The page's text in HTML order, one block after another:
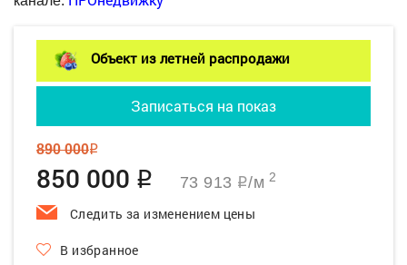
Объект из летней распродажи
Записаться на показ
890 000q
850 000 q 73 913 q/м2
Следить за изменением цены
В избранное